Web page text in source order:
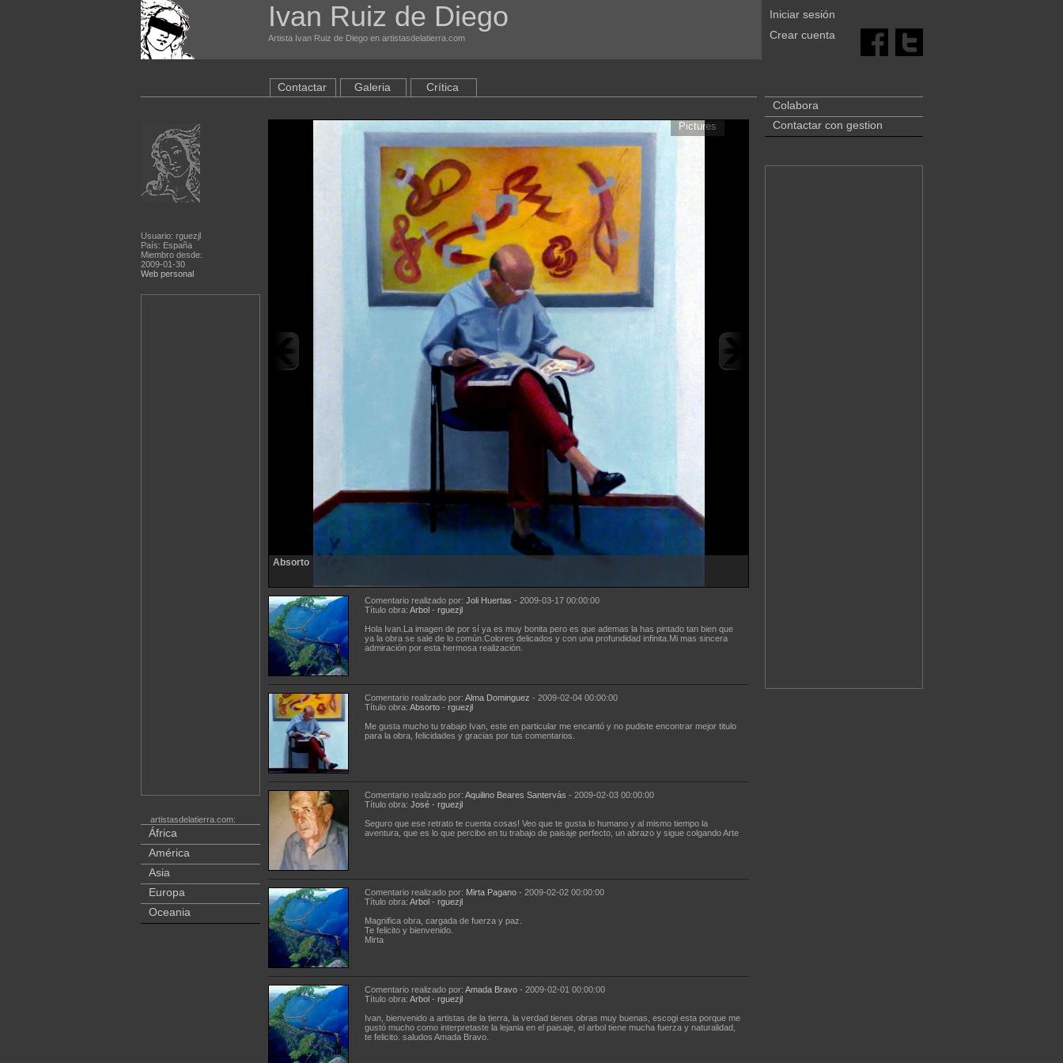
Ivan Ruiz de Diego
Artista Ivan Ruiz de Diego en artistasdelatierra.com
Iniciar sesión
Crear cuenta
Usuario: rguezjl
País: España
Miembro desde:
2009-01-30
Web personal
artistasdelatierra.com:
África
América
Asia
Europa
Oceania
Contactar Galeria Crítica
Absorto
Pictures
Comentario realizado por: Joli Huertas - 2009-03-17 00:00:00
Título obra: Arbol- rguezjl
Hola Ivan.La imagen de por sí ya es muy bonita pero es que ademas la has pintado tan bien que
ya la obra se sale de lo común.Colores delicados y con una profundidad infinita.Mi mas sincera
admiración por esta hermosa realización.
Comentario realizado por: Alma Dominguez - 2009-02-04 00:00:00
Título obra: Absorto- rguezjl
Me gusta mucho tu trabajo Ivan, este en particular me encantó y no pudiste encontrar mejor titulo
para la obra, felicidades y gracias por tus comentarios.
Comentario realizado por: Aquilino Beares Santervás - 2009-02-03 00:00:00
Título obra: José- rguezjl
Seguro que ese retrato te cuenta cosas! Veo que te gusta lo humano y al mismo tiempo la
aventura, que es lo que percibo en tu trabajo de paisaje perfecto, un abrazo y sigue colgando Arte
Comentario realizado por: Mirta Pagano- 2009-02-02 00:00:00
Título obra: Arbol- rguezjl
Magnifica obra, cargada de fuerza y paz.
Te felicito y bienvenido.
Mirta
Comentario realizado por: Amada Bravo- 2009-02-01 00:00:00
Título obra: Arbol- rguezjl
Ivan, bienvenido a artistas de la tierra, la verdad tienes obras muy buenas, escogi esta porque me
gustó mucho como interpretaste la lejania en el paisaje, el arbol tiene mucha fuerza y naturalidad,
te felicito. saludos Amada Bravo.
Colabora
Contactar con gestion